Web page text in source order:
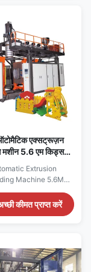
Specification
380V Clamping
180 Output (kg/h)
Processed PP,
एक्सट्रूज़न
मशीन 5.6 एम किड्स
Extrusion
Machine 5.6M
Plastic Toolbox,
Tray Production
kids toy plastic
toolboxes, chairs,
कीमत प्राप्त करें